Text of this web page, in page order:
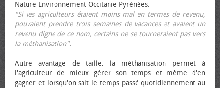
Nature Environnement Occitanie Pyrénées.
"Si les agriculteurs étaient moins mal en termes de revenu,
pouvaient prendre trois semaines de vacances et avaient un
revenu digne de ce nom, certains ne se tourneraient pas vers
la méthanisation".
Autre avantage de taille, la méthanisation permet à
l'agriculteur de mieux gérer son temps et même d'en
gagner et lorsqu'on sait le temps passé quotidiennement au